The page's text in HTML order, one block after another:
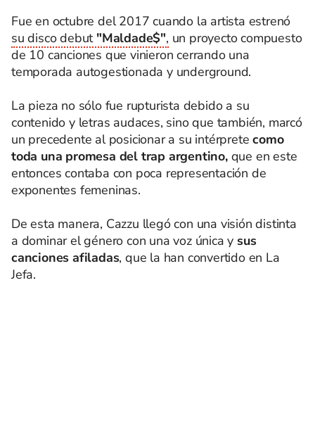
Fue en octubre del 2017 cuando la artista estrenó
su disco debut "Maldade$", un proyecto compuesto
de 10 canciones que vinieron cerrando una
temporada autogestionada y underground.
La pieza no sólo fue rupturista debido a su
contenido y letras audaces, sino que también, marcó
un precedente al posicionar a su intérprete como
toda una promesa del trap argentino,que en este
entonces contaba con poca representación de
exponentes femeninas.
De esta manera, Cazzu llegó con una visión distinta
a dominar el género con una voz única y sus
canciones afiladas, que la han convertido en La
Jefa.